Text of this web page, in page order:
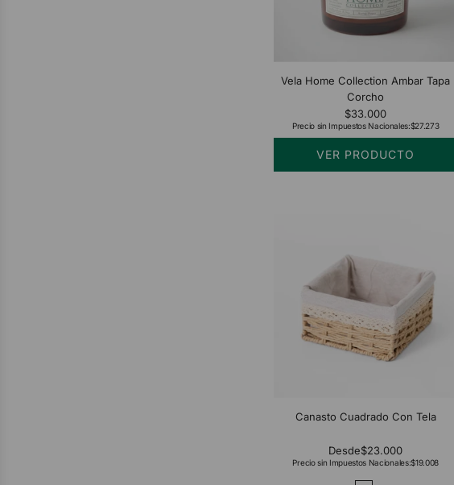
Vela Home Collection Ambar Tapa
Corcho
$33.000
Precio sin Impuestos Nacionales:$27.273
VER PRODUCTO
Canasto Cuadrado Con Tela
Desde$23.000
Precio sin Impuestos Nacionales:$19.008